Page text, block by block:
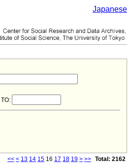
Japanese
TO:
<< < 13 14 15 16 17 18 19 > >> Total: 2162